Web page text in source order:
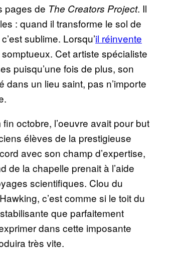
pages de The Creators Project. Il
: quand il transforme le sol de
c’est sublime. Lorsqu’il réinvente
somptueux. Cet artiste spécialiste
puisqu’une fois de plus, son
dans un lieu saint, pas n’importe
octobre, l’oeuvre avait pour but
élèves de la prestigieuse
avec son champ d’expertise,
de la chapelle prenait à l’aide
scientifiques. Clou du
c’est comme si le toit du
que parfaitement
dans cette imposante
très vite.